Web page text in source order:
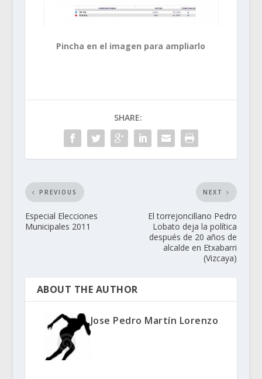
Pincha en el imagen para ampliarlo
SHARE:
PREVIOUS
Especial Elecciones
Municipales 2011
NEXT
El torrejoncillano Pedro
Lobato deja la política
después de 20 años de
alcalde en Etxabarri
(Vizcaya)
ABOUT THE AUTHOR
Jose Pedro Martín Lorenzo